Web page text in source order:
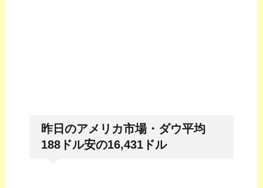
昨日のアメリカ市場・ダウ平均
188ドル安の16,431ドル